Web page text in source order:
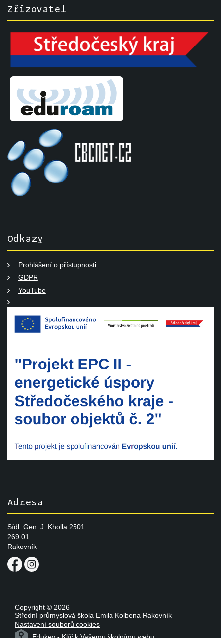
Zřizovatel
Odkazy
Prohlášení o přístupnosti
GDPR
YouTube
Adresa
Sídl. Gen. J. Kholla 2501
269 01
Rakovník
Copyright © 2026
Střední průmyslová škola Emila Kolbena Rakovník
Nastavení souborů cookies
Edukey - Klíč k Vašemu školnímu webu